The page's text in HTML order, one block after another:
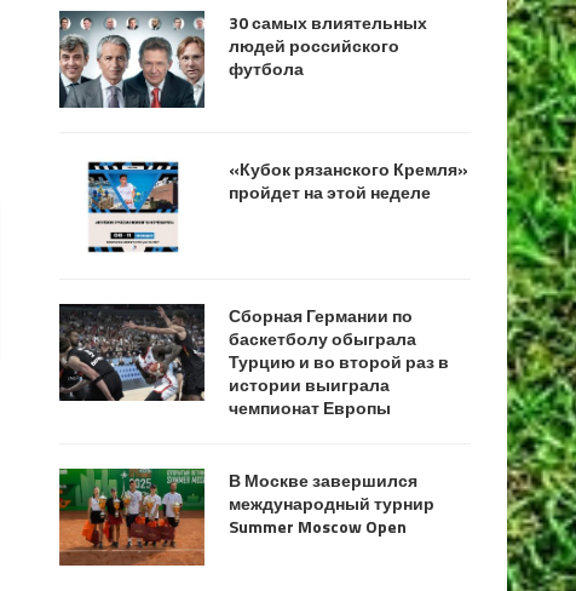
30 самых влиятельных
людей российского
футбола
«Кубок рязанского Кремля»
пройдет на этой неделе
Сборная Германии по
баскетболу обыграла
Турцию и во второй раз в
истории выиграла
чемпионат Европы
В Москве завершился
международный турнир
Summer Moscow Open